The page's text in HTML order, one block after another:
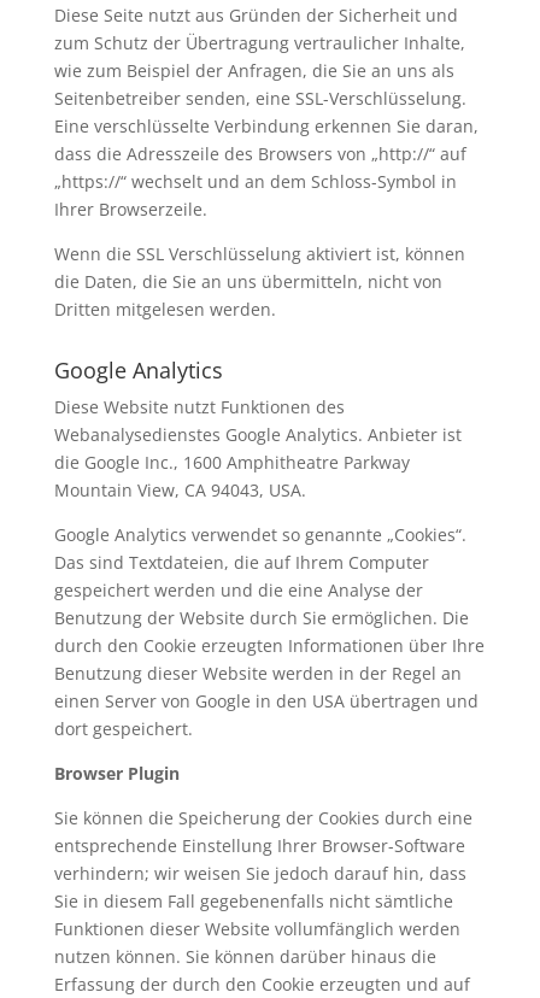
Diese Seite nutzt aus Gründen der Sicherheit und
zum Schutz der Übertragung vertraulicher Inhalte,
wie zum Beispiel der Anfragen, die Sie an uns als
Seitenbetreiber senden, eine SSL-Verschlüsselung.
Eine verschlüsselte Verbindung erkennen Sie daran,
dass die Adresszeile des Browsers von „http://“ auf
„https://“ wechselt und an dem Schloss-Symbol in
Ihrer Browserzeile.
Wenn die SSL Verschlüsselung aktiviert ist, können
die Daten, die Sie an uns übermitteln, nicht von
Dritten mitgelesen werden.
Google Analytics
Diese Website nutzt Funktionen des
Webanalysedienstes Google Analytics. Anbieter ist
die Google Inc., 1600 Amphitheatre Parkway
Mountain View, CA 94043, USA.
Google Analytics verwendet so genannte „Cookies“.
Das sind Textdateien, die auf Ihrem Computer
gespeichert werden und die eine Analyse der
Benutzung der Website durch Sie ermöglichen. Die
durch den Cookie erzeugten Informationen über Ihre
Benutzung dieser Website werden in der Regel an
einen Server von Google in den USA übertragen und
dort gespeichert.
Browser Plugin
Sie können die Speicherung der Cookies durch eine
entsprechende Einstellung Ihrer Browser-Software
verhindern; wir weisen Sie jedoch darauf hin, dass
Sie in diesem Fall gegebenenfalls nicht sämtliche
Funktionen dieser Website vollumfänglich werden
nutzen können. Sie können darüber hinaus die
Erfassung der durch den Cookie erzeugten und auf